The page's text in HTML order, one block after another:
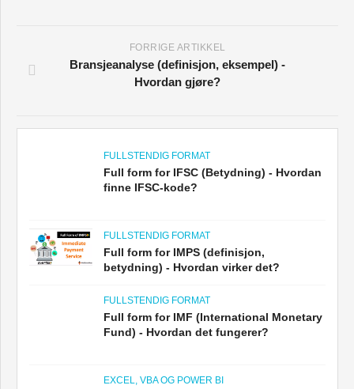
FORRIGE ARTIKKEL
Bransjeanalyse (definisjon, eksempel) -
Hvordan gjøre?
FULLSTENDIG FORMAT
Full form for IFSC (Betydning) - Hvordan
finne IFSC-kode?
FULLSTENDIG FORMAT
Full form for IMPS (definisjon,
betydning) - Hvordan virker det?
FULLSTENDIG FORMAT
Full form for IMF (International Monetary
Fund) - Hvordan det fungerer?
EXCEL, VBA OG POWER BI